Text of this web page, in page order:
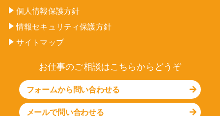
個人情報保護方針
情報セキュリティ保護方針
サイトマップ
お仕事のご相談はこちらからどうぞ
フォームから問い合わせる
メールで問い合わせる